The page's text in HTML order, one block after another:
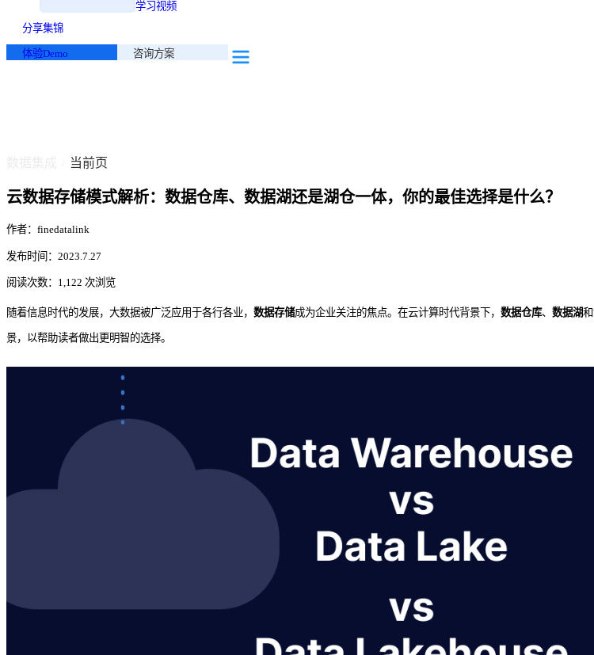
学习视频
分享集锦
体验Demo 咨询方案
当前页
云数据存储模式解析：数据仓库、数据湖还是湖仓一体，你的最佳选择是什么？
作者：finedatalink
发布时间：2023.7.27
阅读次数：1,122 次浏览
随着信息时代的发展，大数据被广泛应用于各行各业， 数据存储成为企业关注的焦点。在云计算时代背景下， 数据仓库、 数据湖和
景，以帮助读者做出更明智的选择。